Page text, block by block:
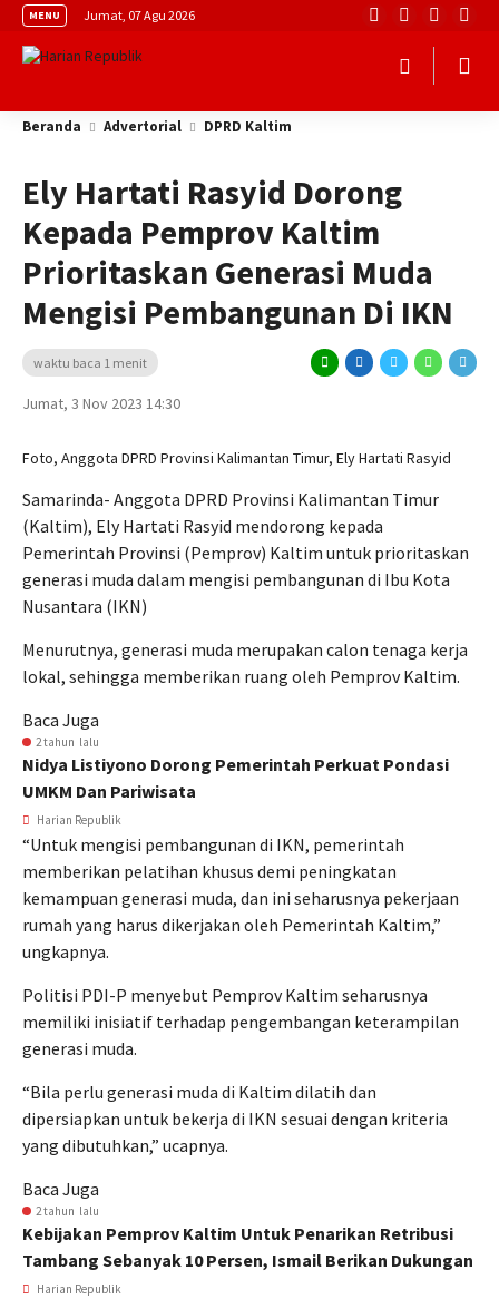
MENU Jumat, 07 Agu 2026
Beranda Advertorial DPRD Kaltim
Ely Hartati Rasyid Dorong
Kepada Pemprov Kaltim
Prioritaskan Generasi Muda
Mengisi Pembangunan Di IKN
waktu baca 1 menit
Jumat, 3 Nov 2023 14:30
Foto, Anggota DPRD Provinsi Kalimantan Timur, Ely Hartati Rasyid
Samarinda- Anggota DPRD Provinsi Kalimantan Timur
(Kaltim), Ely Hartati Rasyid mendorong kepada
Pemerintah Provinsi (Pemprov) Kaltim untuk prioritaskan
generasi muda dalam mengisi pembangunan di Ibu Kota
Nusantara (IKN)
Menurutnya, generasi muda merupakan calon tenaga kerja
lokal, sehingga memberikan ruang oleh Pemprov Kaltim.
Baca Juga
2 tahun lalu
Nidya Listiyono Dorong Pemerintah Perkuat Pondasi
UMKM Dan Pariwisata
Harian Republik
“Untuk mengisi pembangunan di IKN, pemerintah
memberikan pelatihan khusus demi peningkatan
kemampuan generasi muda, dan ini seharusnya pekerjaan
rumah yang harus dikerjakan oleh Pemerintah Kaltim,”
ungkapnya.
Politisi PDI-P menyebut Pemprov Kaltim seharusnya
memiliki inisiatif terhadap pengembangan keterampilan
generasi muda.
“Bila perlu generasi muda di Kaltim dilatih dan
dipersiapkan untuk bekerja di IKN sesuai dengan kriteria
yang dibutuhkan,” ucapnya.
Baca Juga
2 tahun lalu
Kebijakan Pemprov Kaltim Untuk Penarikan Retribusi
Tambang Sebanyak 10 Persen, Ismail Berikan Dukungan
Harian Republik